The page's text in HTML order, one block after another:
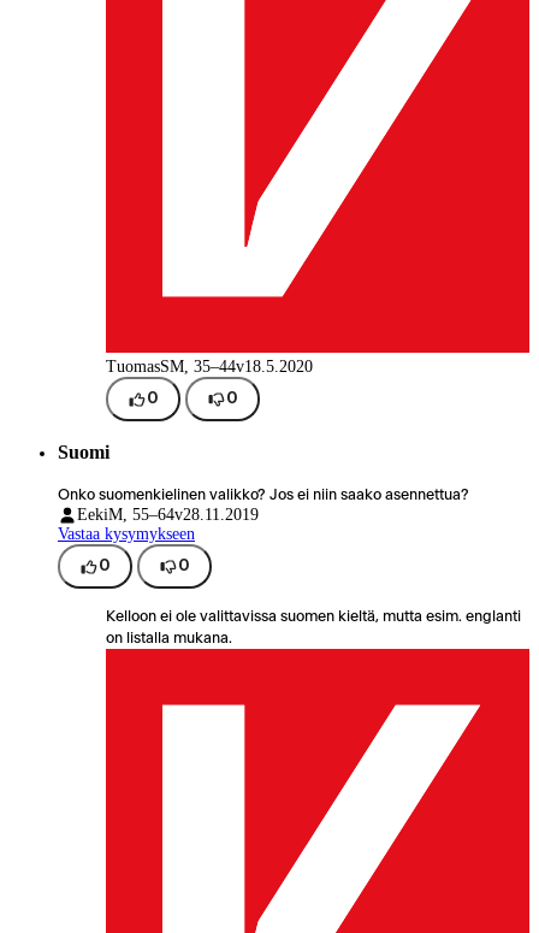
TuomasSM, 35–44v18.5.2020
0 0
Suomi
Onko suomenkielinen valikko? Jos ei niin saako asennettua?
EekiM, 55–64v28.11.2019
Vastaa kysymykseen
0 0
Kelloon ei ole valittavissa suomen kieltä, mutta esim. englanti
on listalla mukana.